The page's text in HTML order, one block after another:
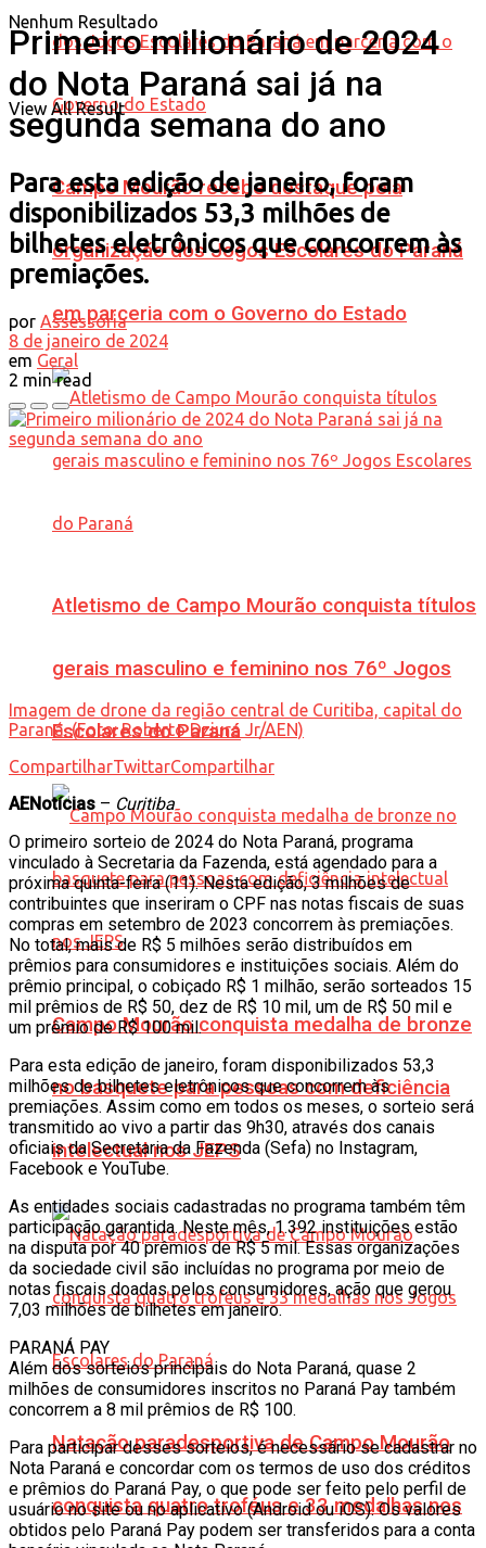
Campo Mourão recebe destaque pela
organização dos Jogos Escolares do Paraná
em parceria com o Governo do Estado
Atletismo de Campo Mourão conquista títulos
gerais masculino e feminino nos 76º Jogos
Escolares do Paraná
Campo Mourão conquista medalha de bronze
no basquete para pessoas com deficiência
intelectual nos JEPS
Natação paradesportiva de Campo Mourão
conquista quatro troféus e 33 medalhas nos
Nenhum Resultado
View All Result
Primeiro milionário de 2024
do Nota Paraná sai já na
segunda semana do ano
Para esta edição de janeiro, foram
disponibilizados 53,3 milhões de
bilhetes eletrônicos que concorrem às
premiações.
por Assessoria
8 de janeiro de 2024
em Geral
2 min read
Imagem de drone da região central de Curitiba, capital do
Paraná. (Foto: Roberto Dziura Jr/AEN)
CompartilharTwittarCompartilhar
AENotícias – Curitiba
O primeiro sorteio de 2024 do Nota Paraná, programa
vinculado à Secretaria da Fazenda, está agendado para a
próxima quinta-feira (11). Nesta edição, 3 milhões de
contribuintes que inseriram o CPF nas notas fiscais de suas
compras em setembro de 2023 concorrem às premiações.
No total, mais de R$ 5 milhões serão distribuídos em
prêmios para consumidores e instituições sociais. Além do
prêmio principal, o cobiçado R$ 1 milhão, serão sorteados 15
mil prêmios de R$ 50, dez de R$ 10 mil, um de R$ 50 mil e
um prêmio de R$ 100 mil.
Para esta edição de janeiro, foram disponibilizados 53,3
milhões de bilhetes eletrônicos que concorrem às
premiações. Assim como em todos os meses, o sorteio será
transmitido ao vivo a partir das 9h30, através dos canais
oficiais da Secretaria da Fazenda (Sefa) no Instagram,
Facebook e YouTube.
As entidades sociais cadastradas no programa também têm
participação garantida. Neste mês, 1.392 instituições estão
na disputa por 40 prêmios de R$ 5 mil. Essas organizações
da sociedade civil são incluídas no programa por meio de
notas fiscais doadas pelos consumidores, ação que gerou
7,03 milhões de bilhetes em janeiro.
PARANÁ PAY
Além dos sorteios principais do Nota Paraná, quase 2
milhões de consumidores inscritos no Paraná Pay também
concorrem a 8 mil prêmios de R$ 100.
Para participar desses sorteios, é necessário se cadastrar no
Nota Paraná e concordar com os termos de uso dos créditos
e prêmios do Paraná Pay, o que pode ser feito pelo perfil de
usuário no site ou no aplicativo (Android ou iOS). Os valores
obtidos pelo Paraná Pay podem ser transferidos para a conta